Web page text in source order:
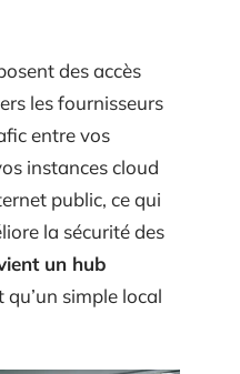
des accès
les fournisseurs
entre vos
instances cloud
public, ce qui
la sécurité des
un hub
qu’un simple local